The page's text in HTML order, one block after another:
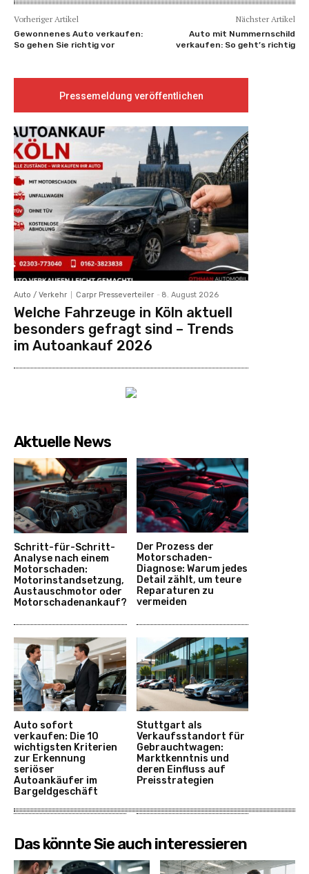
Vorheriger Artikel
Gewonnenes Auto verkaufen:
So gehen Sie richtig vor
Nächster Artikel
Auto mit Nummernschild
verkaufen: So geht’s richtig
Pressemeldung veröffentlichen
Auto / Verkehr Carpr Presseverteiler - 8. August 2026
Welche Fahrzeuge in Köln aktuell
besonders gefragt sind – Trends
im Autoankauf 2026
Aktuelle News
Schritt-für-Schritt-
Analyse nach einem
Motorschaden:
Motorinstandsetzung,
Austauschmotor oder
Motorschadenankauf?
Der Prozess der
Motorschaden-
Diagnose: Warum jedes
Detail zählt, um teure
Reparaturen zu
vermeiden
Auto sofort
verkaufen: Die 10
wichtigsten Kriterien
zur Erkennung
seriöser
Autoankäufer im
Bargeldgeschäft
Stuttgart als
Verkaufsstandort für
Gebrauchtwagen:
Marktkenntnis und
deren Einfluss auf
Preisstrategien
Das könnte Sie auch interessieren